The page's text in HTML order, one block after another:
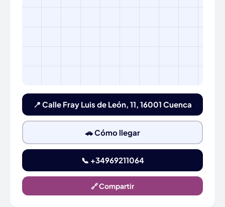
📍 Calle Fray Luis de León, 11, 16001 Cuenca
🚗 Cómo llegar
📞 +34969211064
🔗 Compartir